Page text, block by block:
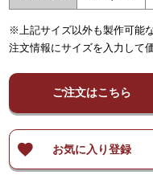
～65
¥9,000
～125
¥9,000
※上記サイズ以外も製作可能
注文情報にサイズを入力して
ご注文はこちら
お気に入り登録